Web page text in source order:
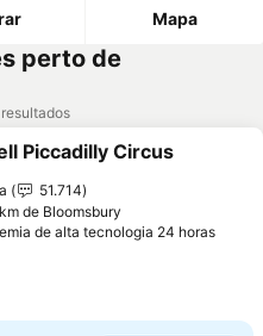
Mapa
perto de
aos favoritos
Piccadilly Circus
51.714
de Bloomsbury
de alta tecnologia 24 horasVer